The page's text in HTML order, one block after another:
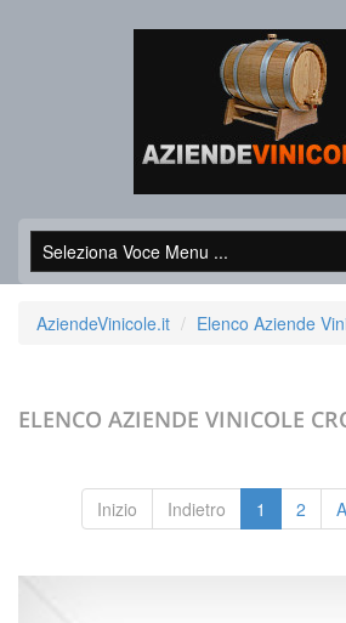
AziendeVinicole.it Elenco Aziende
ELENCO AZIENDE VINICOLE
Inizio Indietro 1 2